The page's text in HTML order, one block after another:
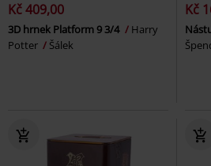
Kč 409,00
3D hrnek Platform 9 3/4
Harry
Potter
Šálek
Kč